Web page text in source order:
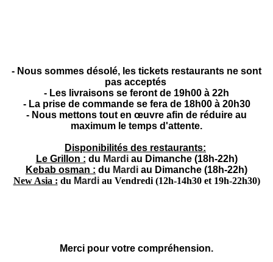
- Nous sommes désolé, les tickets restaurants ne sont
pas acceptés
- Les livraisons se feront de 19h00 à 22h
- La prise de commande se fera de 18h00 à 20h30
- Nous mettons tout en œuvre afin de réduire au
maximum le temps d'attente.
Disponibilités des restaurants:
Le Grillon : du Mardi au Dimanche (18h-22h)
Kebab osman : du Mardi au Dimanche (18h-22h)
New Asia : du Mardi au Vendredi (12h-14h30 et 19h-22h30)
Merci pour votre compréhension.